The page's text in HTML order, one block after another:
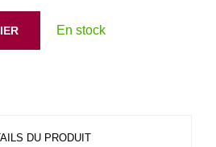
En stock
DU PRODUIT